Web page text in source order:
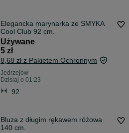
Elegancka marynarka ze SMYKA
Cool Club 92 cm.
Używane
5 zł
8,68 zł z Pakietem Ochronnym
Jędrzejów
Dzisiaj o 01:23
92
Bluza z długim rękawem różowa
140 cm.